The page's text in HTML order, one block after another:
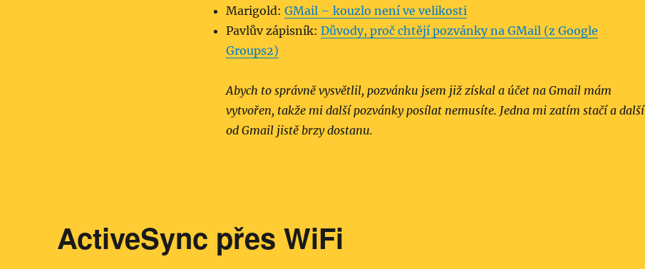
Marigold: GMail – kouzlo není ve velikosti
Pavlův zápisník: Důvody, proč chtějí pozvánky na GMail (z Google
Groups2)
Abych to správně vysvětlil, pozvánku jsem již získal a účet na Gmail mám
vytvořen, takže mi další pozvánky posílat nemusíte. Jedna mi zatím stačí a další
od Gmail jistě brzy dostanu.
ActiveSync přes WiFi